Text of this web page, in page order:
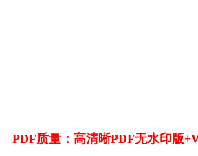
PDF质量：高清晰PDF无水印版